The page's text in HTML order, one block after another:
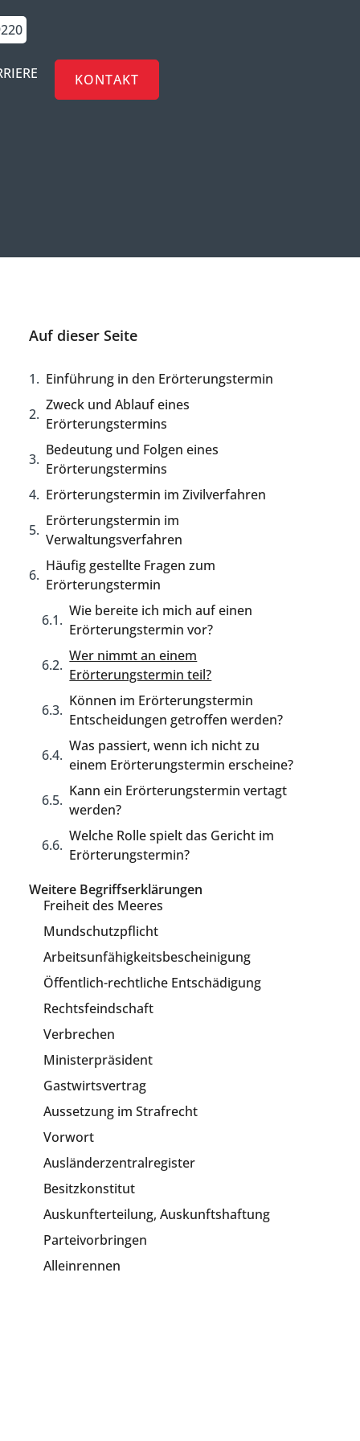
KONTAKT
Auf dieser Seite
Einführung in den Erörterungstermin
Zweck und Ablauf eines
Erörterungstermins
Bedeutung und Folgen eines
Erörterungstermins
Erörterungstermin im Zivilverfahren
Erörterungstermin im
Verwaltungsverfahren
Häufig gestellte Fragen zum
Erörterungstermin
Wie bereite ich mich auf einen
Erörterungstermin vor?
Wer nimmt an einem
Erörterungstermin teil?
Können im Erörterungstermin
Entscheidungen getroffen werden?
Was passiert, wenn ich nicht zu
einem Erörterungstermin erscheine?
Kann ein Erörterungstermin vertagt
werden?
Welche Rolle spielt das Gericht im
Erörterungstermin?
Weitere Begriffserklärungen
Freiheit des Meeres
Mundschutzpflicht
Arbeitsunfähigkeitsbescheinigung
Öffentlich-rechtliche Entschädigung
Rechtsfeindschaft
Verbrechen
Ministerpräsident
Gastwirtsvertrag
Aussetzung im Strafrecht
Vorwort
Ausländerzentralregister
Besitzkonstitut
Auskunfterteilung, Auskunftshaftung
Parteivorbringen
Alleinrennen